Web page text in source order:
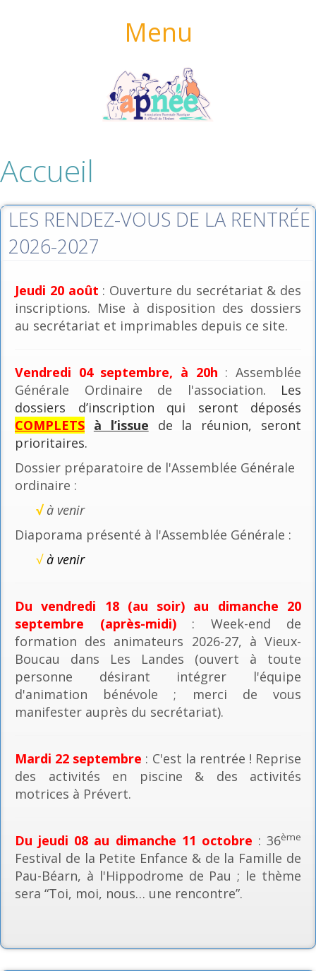
Menu
Accueil
LES RENDEZ-VOUS DE LA RENTRÉE
2026-2027
Jeudi 20 août : Ouverture du secrétariat & des
inscriptions. Mise à disposition des dossiers
au secrétariat et imprimables depuis ce site.
Vendredi 04 septembre, à 20h : Assemblée
Générale Ordinaire de l'association. Les
dossiers d’inscription qui seront déposés
COMPLETS à l’issue de la réunion, seront
prioritaires.
Dossier préparatoire de l'Assemblée Générale
ordinaire :
√ à venir
Diaporama présenté à l'Assemblée Générale :
√à venir
Du vendredi 18 (au soir) au dimanche 20
septembre (après-midi): Week-end de
formation des animateurs 2026-27, à Vieux-
Boucau dans Les Landes (ouvert à toute
personne désirant intégrer l'équipe
d'animation bénévole ; merci de vous
manifester auprès du secrétariat).
Mardi 22 septembre : C'est la rentrée ! Reprise
des activités en piscine & des activités
motrices à Prévert.
Du jeudi 08 au dimanche 11 octobre : 36ème
Festival de la Petite Enfance & de la Famille de
Pau-Béarn, à l'Hippodrome de Pau ; le thème
sera “Toi, moi, nous… une rencontre”.